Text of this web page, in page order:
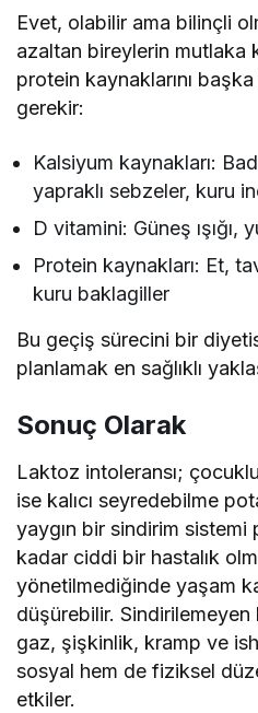
Evet, olabilir ama bilinçli
azaltan bireylerin mutlaka
protein kaynaklarını
gerekir:
Kalsiyum kaynakları:
yapraklı sebzeler, kuru
D vitamini: Güneş
Protein kaynakları: Et,
kuru baklagiller
Bu geçiş sürecini bir
planlamak en sağlıklı
Sonuç Olarak
Laktoz intoleransı;
ise kalıcı seyredebilme
yaygın bir sindirim sistemi
kadar ciddi bir hastalık
yönetilmediğinde yaşam
düşürebilir.
gaz, şişkinlik, kramp ve
sosyal hem de fiziksel
etkiler.